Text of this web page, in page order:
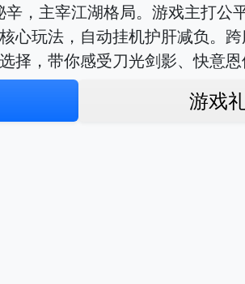
，主宰江湖格局。游戏主打
心玩法，自动挂机护肝减负。
择，带你感受刀光剑影、快意恩
游戏